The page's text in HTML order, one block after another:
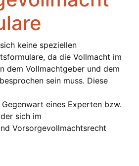
keine speziellen
da die Vollmacht im
dem Vollmachtgeber und dem
sein muss. Diese
eines Experten bzw.
sich im
Vorsorgevollmachtsrecht